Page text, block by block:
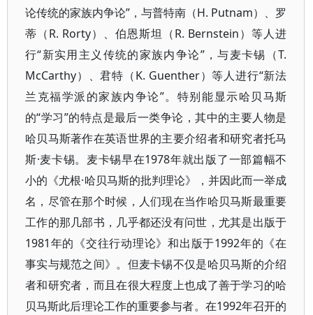
论传统的家族内争论”，与普特南（H. Putnam）、罗
蒂（R. Rorty）、伯恩斯坦（R. Bernstein）等人进
行“新实用主义传统的家族内争论”，与麦卡锡（T.
McCarthy）、君特（K. Guenther）等人进行“新法
兰克福学派的家族内争论”。特别能显示哈贝马斯
的“学习”的特点是最后一类争论，其中的主要人物是
哈贝马斯著作在英语世界的主要介绍者和研究者托马
斯·麦卡锡。麦卡锡早在1978年就出版了一部篇幅不
小的《尤根·哈贝马斯的批判理论》，并因此而一举成
名，尽管在那个时候，人们现在当作哈贝马斯最重要
工作的那几部书，几乎都还没有问世，尤其是出版于
1981年的《交往行动理论》和出版于1992年的《在
事实与规范之间》。但麦卡锡不仅是哈贝马斯的介绍
者和研究者，而且在很大程度上也成了善于学习的哈
贝马斯此后理论工作的重要参与者。在1992年召开的